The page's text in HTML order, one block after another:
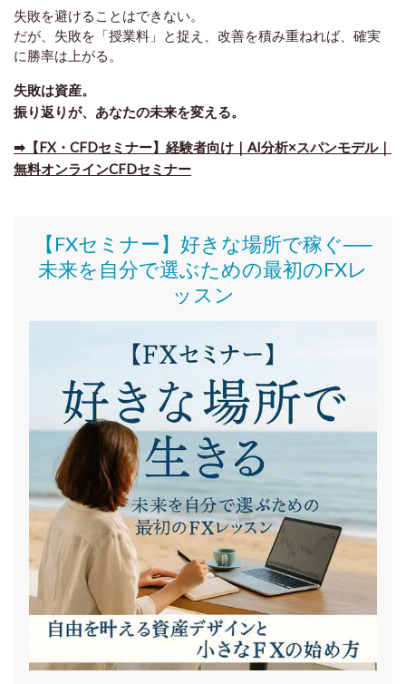
失敗を避けることはできない。
だが、失敗を「授業料」と捉え、改善を積み重ねれば、確実
に勝率は上がる。
失敗は資産。
振り返りが、あなたの未来を変える。
➡【FX・CFDセミナー】経験者向け｜AI分析×スパンモデル｜
無料オンラインCFDセミナー
【FXセミナー】好きな場所で稼ぐ──
未来を自分で選ぶための最初のFXレ
ッスン